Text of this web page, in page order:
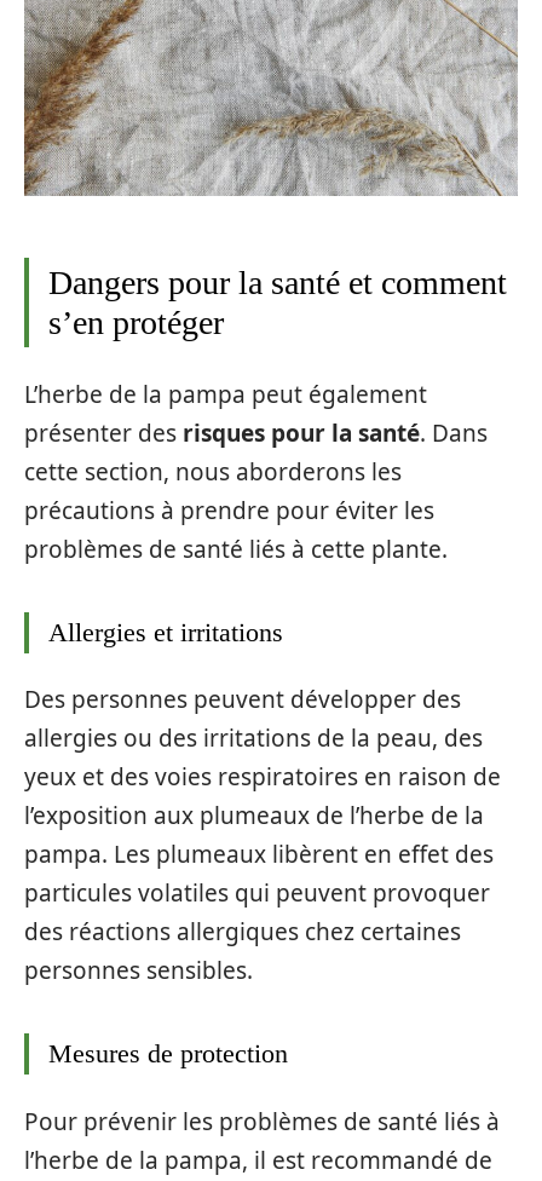
Dangers pour la santé et comment
s’en protéger
L’herbe de la pampa peut également
présenter des risques pour la santé. Dans
cette section, nous aborderons les
précautions à prendre pour éviter les
problèmes de santé liés à cette plante.
Allergies et irritations
Des personnes peuvent développer des
allergies ou des irritations de la peau, des
yeux et des voies respiratoires en raison de
l’exposition aux plumeaux de l’herbe de la
pampa. Les plumeaux libèrent en effet des
particules volatiles qui peuvent provoquer
des réactions allergiques chez certaines
personnes sensibles.
Mesures de protection
Pour prévenir les problèmes de santé liés à
l’herbe de la pampa, il est recommandé de